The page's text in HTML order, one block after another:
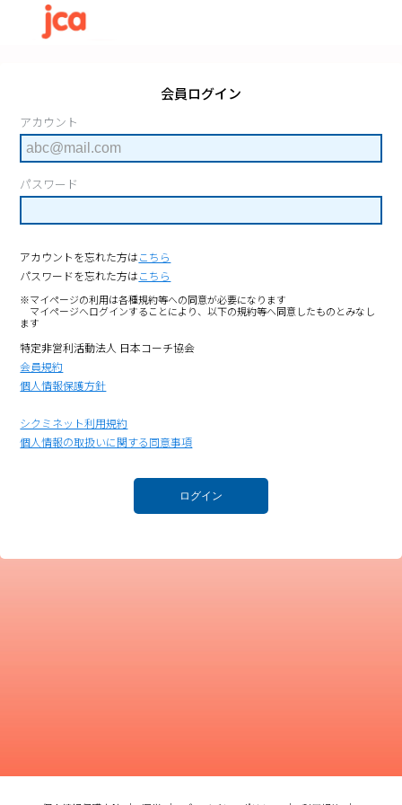
会員ログイン
アカウント
パスワード
アカウントを忘れた方はこちら
パスワードを忘れた方はこちら
※マイページの利用は各種規約等への同意が必要になります
マイページへログインすることにより、以下の規約等へ同意したものとみなし
ます
特定非営利活動法人 日本コーチ協会
会員規約
個人情報保護方針
シクミネット利用規約
個人情報の取扱いに関する同意事項
ログイン